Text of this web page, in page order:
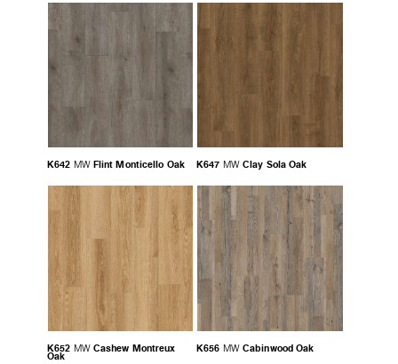
K642 MW Flint Monticello Oak K647 MW Clay Sola Oak
K652 MW Cashew Montreux
Oak
K656 MW Cabinwood Oak